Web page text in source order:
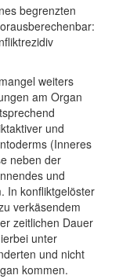
begrenzten
weiters
am Organ
und
(Inneres
neben der
und
In konfliktgelöster
verkäsendem
zeitlichen Dauer
unter
und nicht
kommen.